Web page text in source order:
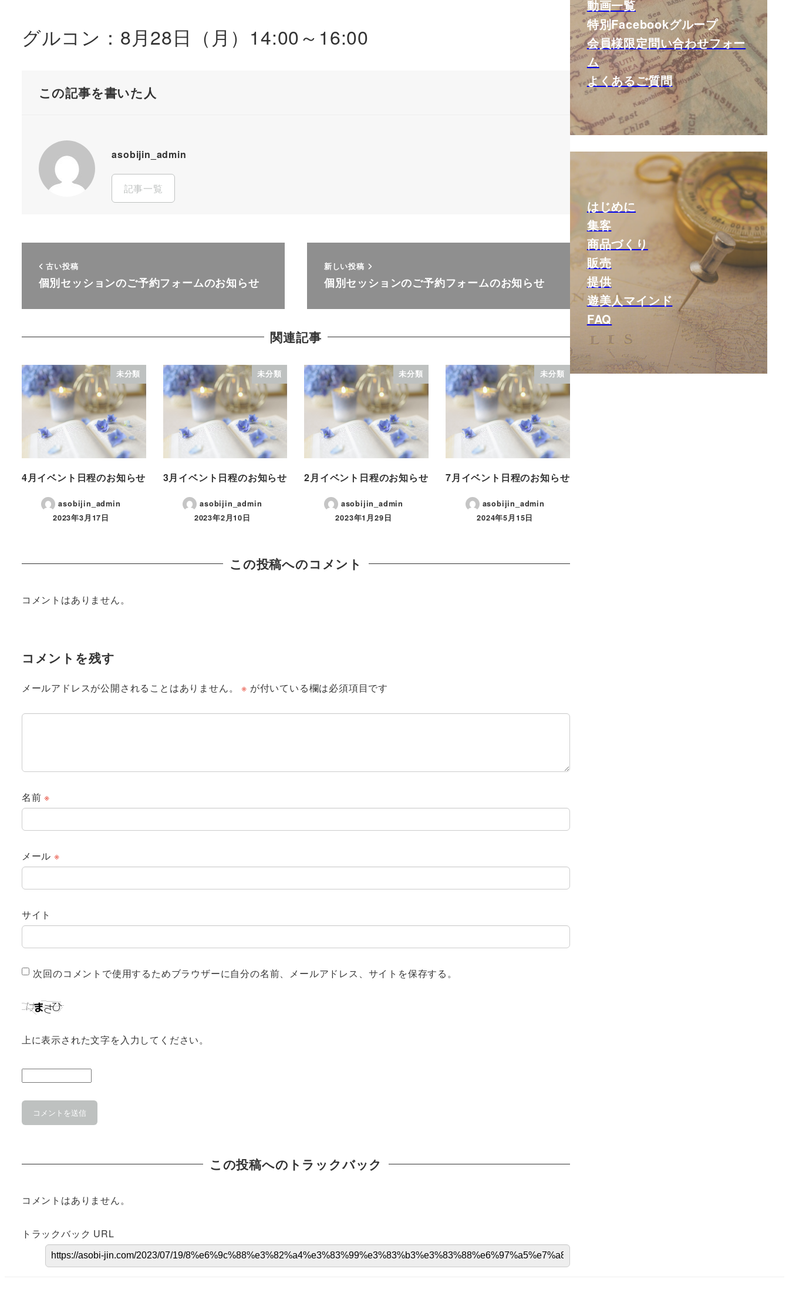
グルコン：8月28日（月）14:00～16:00
この記事を書いた人
asobijin_admin
記事一覧
古い投稿
個別セッションのご予約フォームのお知らせ
新しい投稿
個別セッションのご予約フォームのお知らせ
関連記事
未分類
4月イベント日程のお知らせ
asobijin_admin
2023年3月17日
未分類
3月イベント日程のお知らせ
asobijin_admin
2023年2月10日
未分類
2月イベント日程のお知らせ
asobijin_admin
2023年1月29日
未分類
7月イベント日程のお知らせ
asobijin_admin
2024年5月15日
この投稿へのコメント
コメントはありません。
コメントを残す
メールアドレスが公開されることはありません。 ※ が付いている欄は必須項目です
名前※
メール ※
サイト
次回のコメントで使用するためブラウザーに自分の名前、メールアドレス、サイトを保存する。
上に表示された文字を入力してください。
この投稿へのトラックバック
コメントはありません。
トラックバック URL
動画一覧
特別Facebookグループ
会員様限定問い合わせフォー
ム
よくあるご質問
はじめに
集客
商品づくり
販売
提供
遊美人マインド
FAQ